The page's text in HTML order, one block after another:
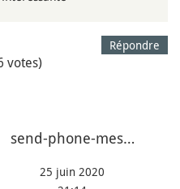
Répondre
votes)
send-phone-mes…
25 juin 2020